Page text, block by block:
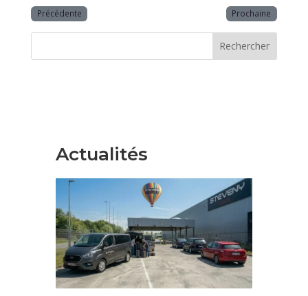
Précédente Prochaine
Rechercher
Actualités